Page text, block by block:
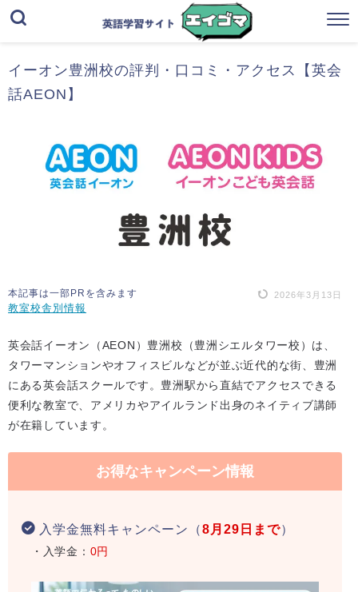
イーオン豊洲校の評判・口コミ・アクセス【英会
話AEON】
本記事は一部PRを含みます 2026年3月13日
教室校舎別情報
英会話イーオン（AEON）豊洲校（豊洲シエルタワー校）は、
タワーマンションやオフィスビルなどが並ぶ近代的な街、豊洲
にある英会話スクールです。豊洲駅から直結でアクセスできる
便利な教室で、アメリカやアイルランド出身のネイティブ講師
が在籍しています。
お得なキャンペーン情報
入学金無料キャンペーン（8月29日まで）
・入学金： 0円